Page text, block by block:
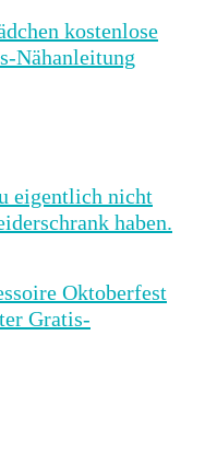
eigentlich nicht
haben.